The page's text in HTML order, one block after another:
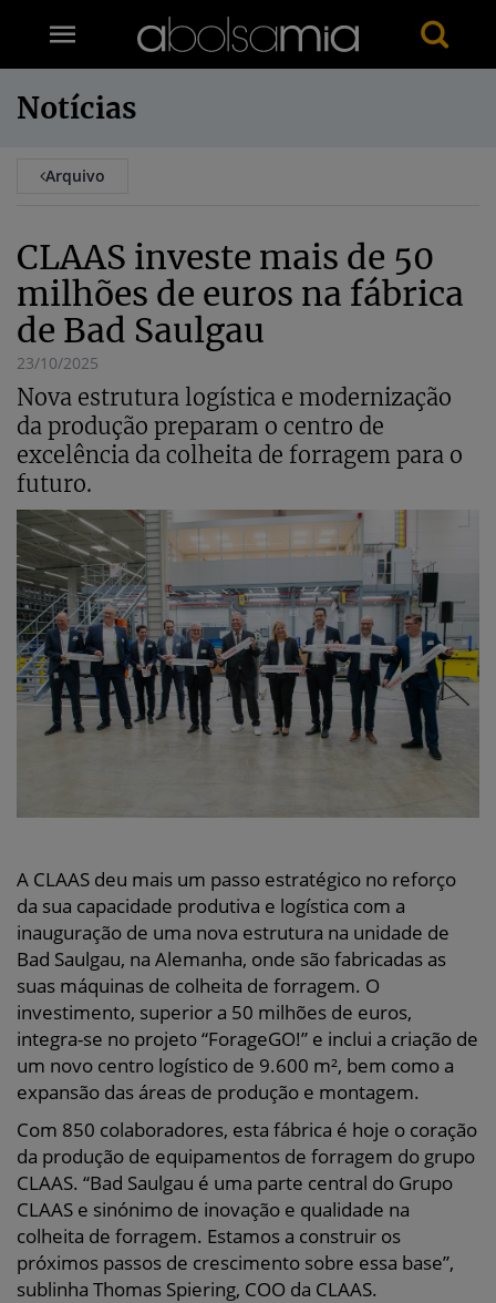
Notícias
Arquivo
CLAAS investe mais de 50
milhões de euros na fábrica
de Bad Saulgau
23/10/2025
Nova estrutura logística e modernização
da produção preparam o centro de
excelência da colheita de forragem para o
futuro.
A CLAAS deu mais um passo estratégico no reforço
da sua capacidade produtiva e logística com a
inauguração de uma nova estrutura na unidade de
Bad Saulgau, na Alemanha, onde são fabricadas as
suas máquinas de colheita de forragem. O
investimento, superior a 50 milhões de euros,
integra-se no projeto “ForageGO!” e inclui a criação de
um novo centro logístico de 9.600 m², bem como a
expansão das áreas de produção e montagem.
Com 850 colaboradores, esta fábrica é hoje o coração
da produção de equipamentos de forragem do grupo
CLAAS. “Bad Saulgau é uma parte central do Grupo
CLAAS e sinónimo de inovação e qualidade na
colheita de forragem. Estamos a construir os
próximos passos de crescimento sobre essa base”,
sublinha Thomas Spiering, COO da CLAAS.